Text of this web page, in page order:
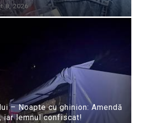
8, 2026
– Noapte cu ghinion: Amendă
iar lemnul confiscat!